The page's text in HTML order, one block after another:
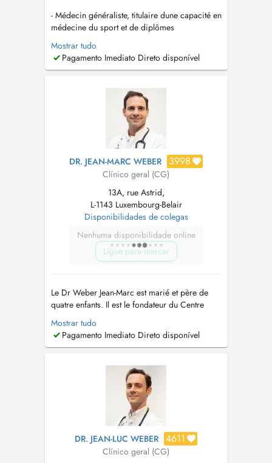
- Médecin généraliste, titulaire dune capacité en
médecine du sport et de diplômes
universitaires en traumatologie du sport, en
médecine manuelle et en ostéopathie. Pour
contacter le secrétariat médical merci de
l'adresse suivante :
info@medicalcenter.lu
Mostrar tudo
Pagamento Imediato Direto disponível
DR. JEAN-MARC WEBER 3998
Clínico geral (CG)
13A, rue Astrid,
L-1143 Luxembourg-Belair
Disponibilidades de colegas
Nenhuma disponibilidade online
Ligue para marcar
Le Dr Weber Jean-Marc est marié et père de
quatre enfants. Il est le fondateur du Centre
Médical Luxembourg en 2012. TRAVAUX
SCIENTIFIQUES et PUBLICATIONS: Thèse du
Doctorat en Médecine: Comment améliorer les
Thèse du Doctorat mention: très honorable ...
Mostrar tudo
Pagamento Imediato Direto disponível
DR. JEAN-LUC WEBER 4611
Clínico geral (CG)